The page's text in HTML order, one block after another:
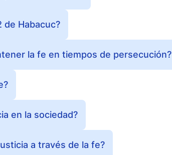
de Habacuc?
la fe en tiempos de persecución?
en la sociedad?
a través de la fe?